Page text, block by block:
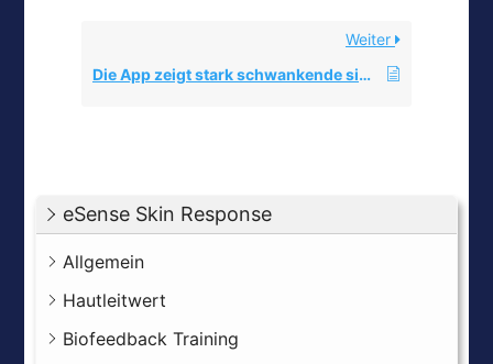
eSense Skin Response
Allgemein
Hautleitwert
Biofeedback Training
Weiter
Die App zeigt stark schwankende sinnlose Werte an? Berühren oder loslassen der Sensor-Kontakte vom Skin Response oder vom Temperature macht keinen Unterschied.